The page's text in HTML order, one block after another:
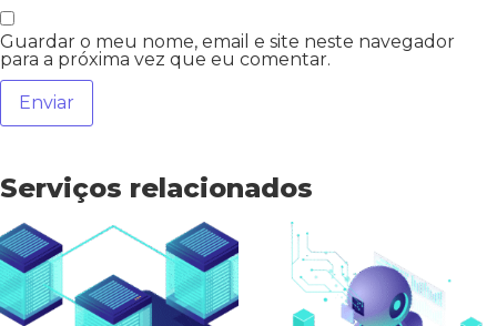
Guardar o meu nome, email e site neste navegador
para a próxima vez que eu comentar.
Serviços relacionados